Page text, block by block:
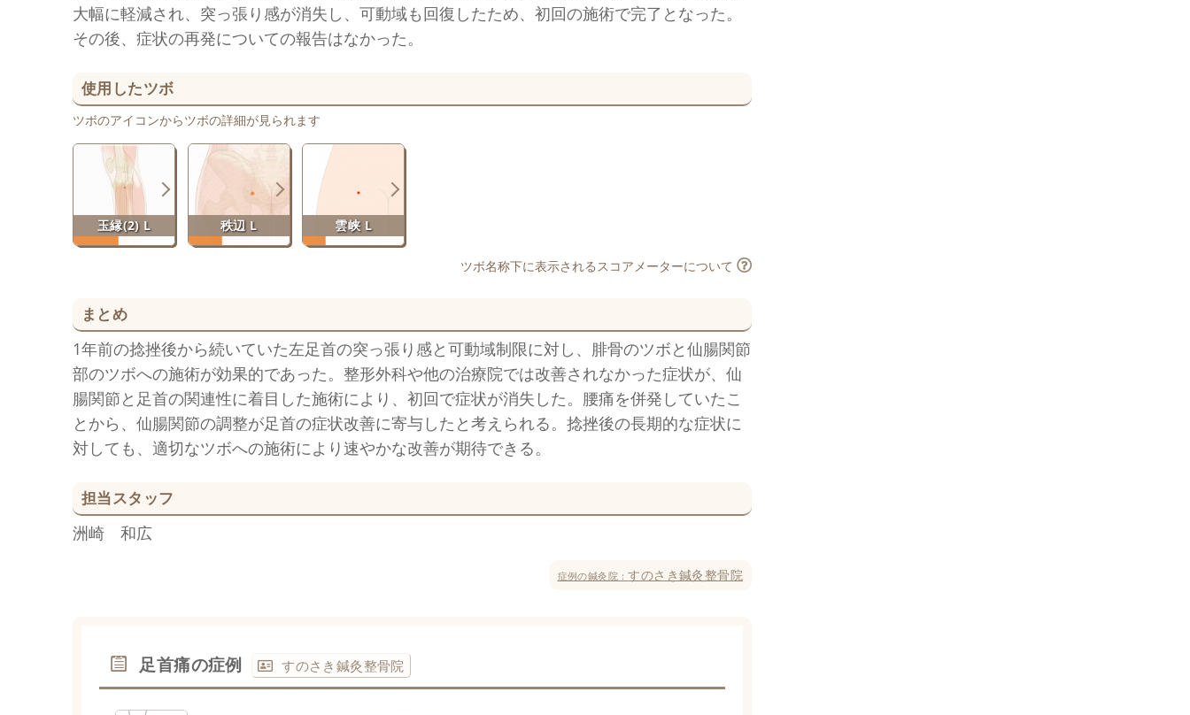
大幅に軽減され、突っ張り感が消失し、可動域も回復したため、初回の施術で完了となった。
その後、症状の再発についての報告はなかった。
使用したツボ
ツボのアイコンからツボの詳細が見られます
玉縁(2) L 秩辺 L 雲峡 L
ツボ名称下に表示されるスコアメーターについて
まとめ
1年前の捻挫後から続いていた左足首の突っ張り感と可動域制限に対し、腓骨のツボと仙腸関節
部のツボへの施術が効果的であった。整形外科や他の治療院では改善されなかった症状が、仙
腸関節と足首の関連性に着目した施術により、初回で症状が消失した。腰痛を併発していたこ
とから、仙腸関節の調整が足首の症状改善に寄与したと考えられる。捻挫後の長期的な症状に
対しても、適切なツボへの施術により速やかな改善が期待できる。
担当スタッフ
洲崎 和広
症例の鍼灸院：すのさき鍼灸整骨院
足首痛の症例 すのさき鍼灸整骨院